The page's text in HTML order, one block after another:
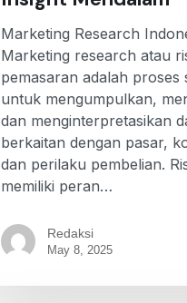
Marketing Research
Marketing research atau
pemasaran adalah proses
untuk mengumpulkan,
dan menginterpretasikan
berkaitan dengan pasar,
dan perilaku pembelian.
memiliki peran…
Redaksi
May 8, 2025